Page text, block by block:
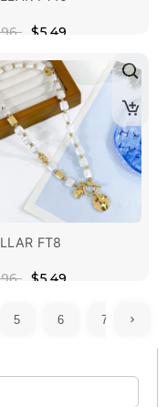
$5.49
COLLAR FT8
$5.49
5 6 7